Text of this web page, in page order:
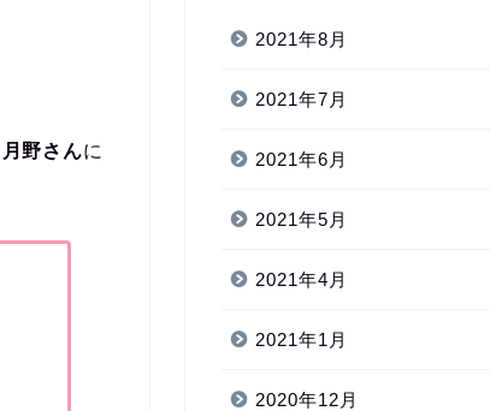
月野さんに
2021年8月
2021年7月
2021年6月
2021年5月
2021年4月
2021年1月
2020年12月